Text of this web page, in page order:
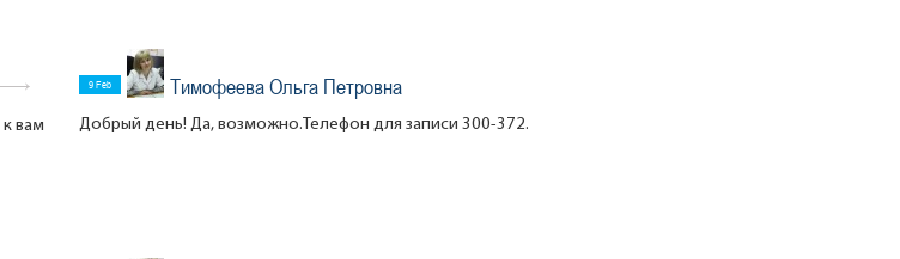
вам
9 Feb Тимофеева Ольга Петровна
Добрый день! Да, возможно.Телефон для записи 300-372.